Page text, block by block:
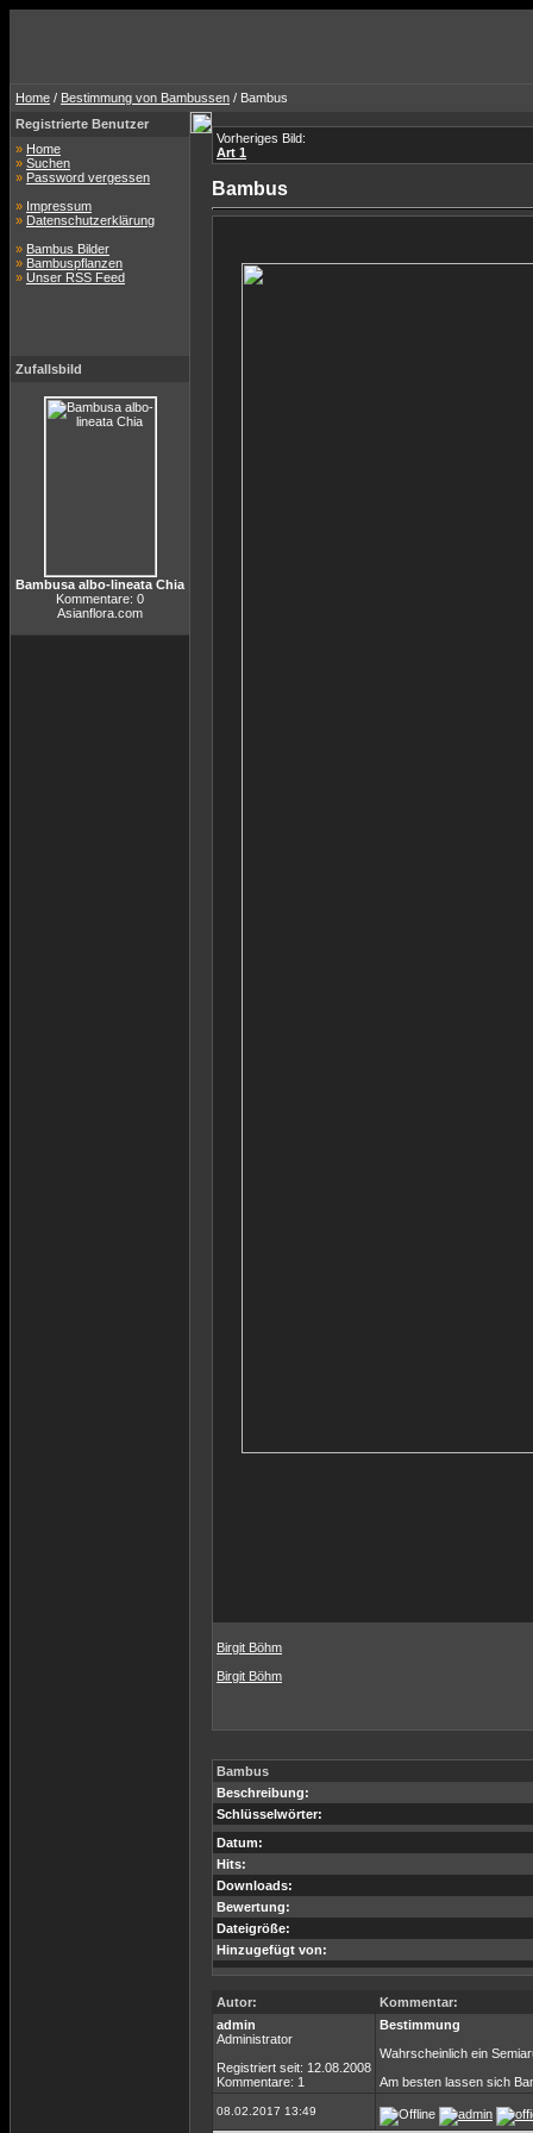
Home / Bestimmung von Bambussen / Bambus
Registrierte Benutzer
» Home
» Suchen
» Password vergessen
» Impressum
» Datenschutzerklärung
» Bambus Bilder
» Bambuspflanzen
» Unser RSS Feed
Zufallsbild
Bambusa albo-lineata Chia
Kommentare: 0
Asianflora.com
Vorheriges Bild:
Art 1
Bambus
Birgit Böhm
Birgit Böhm
Bambus
Beschreibung:
Schlüsselwörter:
Datum:
Hits:
Downloads:
Bewertung:
Dateigröße:
Hinzugefügt von:
Autor:
Kommentar:
admin
Administrator
Registriert seit: 12.08.2008
Kommentare: 1
Bestimmung
Wahrscheinlich ein
Am besten lassen sich
08.02.2017 13:49